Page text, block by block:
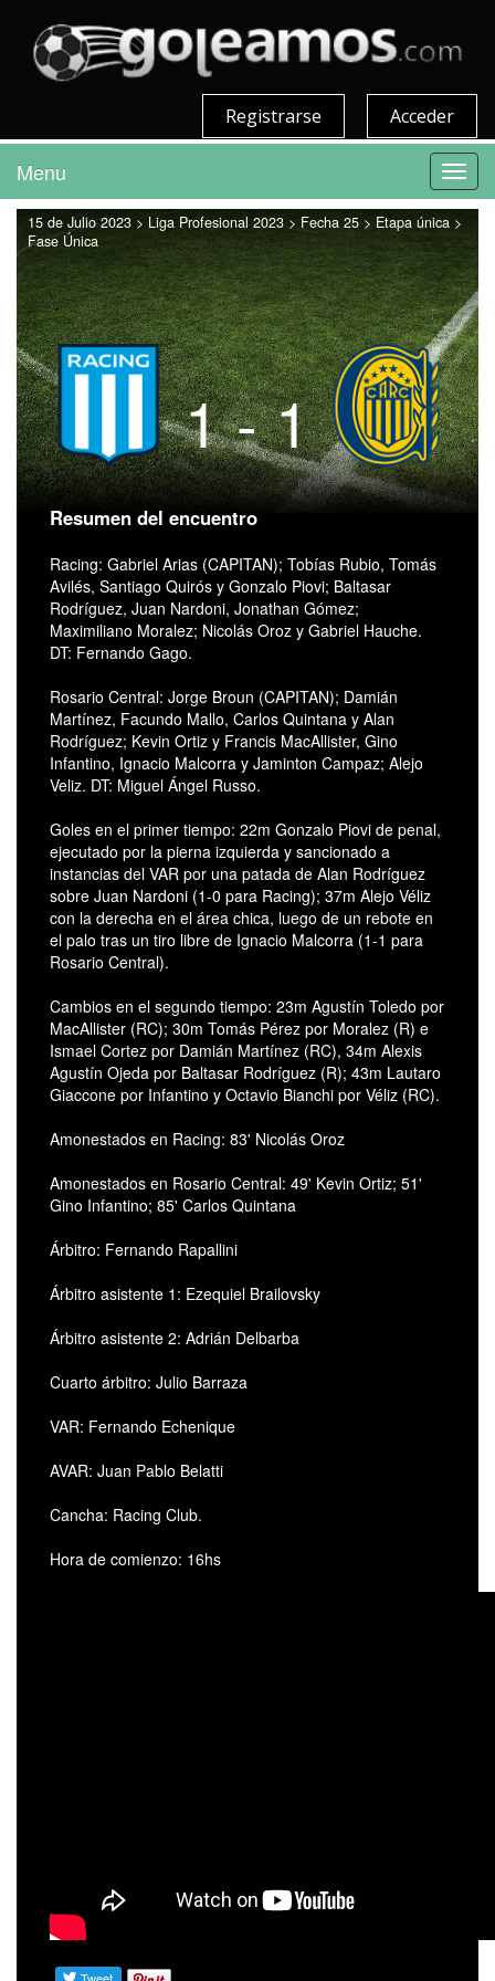
Acceder
Registrarse
Menu
15 de Julio 2023 > Liga Profesional 2023 > Fecha 25 > Etapa única >
Fase Única
1 - 1
Resumen del encuentro
Racing: Gabriel Arias (CAPITAN); Tobías Rubio, Tomás
Avilés, Santiago Quirós y Gonzalo Piovi; Baltasar
Rodríguez, Juan Nardoni, Jonathan Gómez;
Maximiliano Moralez; Nicolás Oroz y Gabriel Hauche.
DT: Fernando Gago.
Rosario Central: Jorge Broun (CAPITAN); Damián
Martínez, Facundo Mallo, Carlos Quintana y Alan
Rodríguez; Kevin Ortiz y Francis MacAllister, Gino
Infantino, Ignacio Malcorra y Jaminton Campaz; Alejo
Veliz. DT: Miguel Ángel Russo.
Goles en el primer tiempo: 22m Gonzalo Piovi de penal,
ejecutado por la pierna izquierda y sancionado a
instancias del VAR por una patada de Alan Rodríguez
sobre Juan Nardoni (1-0 para Racing); 37m Alejo Véliz
con la derecha en el área chica, luego de un rebote en
el palo tras un tiro libre de Ignacio Malcorra (1-1 para
Rosario Central).
Cambios en el segundo tiempo: 23m Agustín Toledo por
MacAllister (RC); 30m Tomás Pérez por Moralez (R) e
Ismael Cortez por Damián Martínez (RC), 34m Alexis
Agustín Ojeda por Baltasar Rodríguez (R); 43m Lautaro
Giaccone por Infantino y Octavio Bianchi por Véliz (RC).
Amonestados en Racing: 83' Nicolás Oroz
Amonestados en Rosario Central: 49' Kevin Ortiz; 51'
Gino Infantino; 85' Carlos Quintana
Árbitro: Fernando Rapallini
Árbitro asistente 1: Ezequiel Brailovsky
Árbitro asistente 2: Adrián Delbarba
Cuarto árbitro: Julio Barraza
VAR: Fernando Echenique
AVAR: Juan Pablo Belatti
Cancha: Racing Club.
Hora de comienzo: 16hs